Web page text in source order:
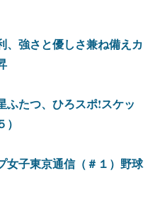
、強さと優しさ兼ね備えカ
たつ、ひろスポ!スケッ
女子東京通信（＃１）野球